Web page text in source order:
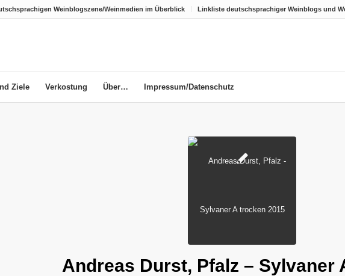
Weinblogszene/Weinmedien im Überblick Linkliste deutschsprachiger Weinblogs und
Ziele Verkostung Über… Impressum/Datenschutz
Andreas Durst, Pfalz – Sylvaner